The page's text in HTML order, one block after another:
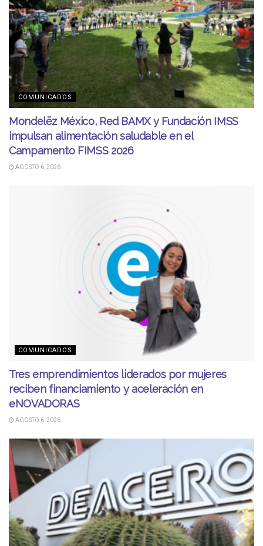
COMUNICADOS
Mondelēz México, Red BAMX y Fundación IMSS
impulsan alimentación saludable en el
Campamento FIMSS 2026
AGOSTO 6, 2026
COMUNICADOS
Tres emprendimientos liderados por mujeres
reciben financiamiento y aceleración en
eNOVADORAS
AGOSTO 6, 2026